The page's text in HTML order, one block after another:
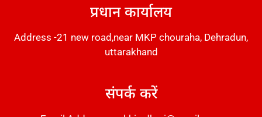
प्रधान कार्यालय
Address -21 new road,near MKP chouraha, Dehradun,
uttarakhand
संपर्क करें